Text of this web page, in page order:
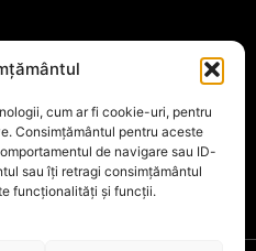
cum ar fi cookie-uri, pentru
Consimțământul pentru aceste
de navigare sau ID-
sau îți retragi consimțământul
funcționalități și funcții.